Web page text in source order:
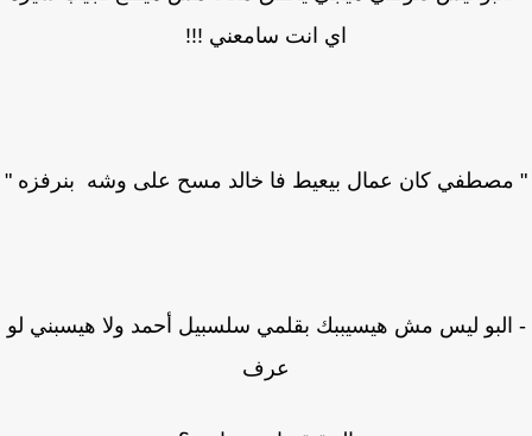
اي انت سامعني !!!
كان عمال بيعيط فا خالد مسح على وشه بنرفزه "
ليس مش هيسيببك بقلمي سلسبيل أحمد ولا هيسبني لو
عرف